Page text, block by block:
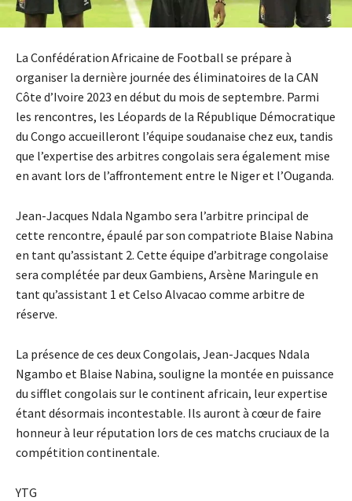
La Confédération Africaine de Football se prépare à
organiser la dernière journée des éliminatoires de la CAN
Côte d’Ivoire 2023 en début du mois de septembre. Parmi
les rencontres, les Léopards de la République Démocratique
du Congo accueilleront l’équipe soudanaise chez eux, tandis
que l’expertise des arbitres congolais sera également mise
en avant lors de l’affrontement entre le Niger et l’Ouganda.
Jean-Jacques Ndala Ngambo sera l’arbitre principal de
cette rencontre, épaulé par son compatriote Blaise Nabina
en tant qu’assistant 2. Cette équipe d’arbitrage congolaise
sera complétée par deux Gambiens, Arsène Maringule en
tant qu’assistant 1 et Celso Alvacao comme arbitre de
réserve.
La présence de ces deux Congolais, Jean-Jacques Ndala
Ngambo et Blaise Nabina, souligne la montée en puissance
du sifflet congolais sur le continent africain, leur expertise
étant désormais incontestable. Ils auront à cœur de faire
honneur à leur réputation lors de ces matchs cruciaux de la
compétition continentale.
YTG